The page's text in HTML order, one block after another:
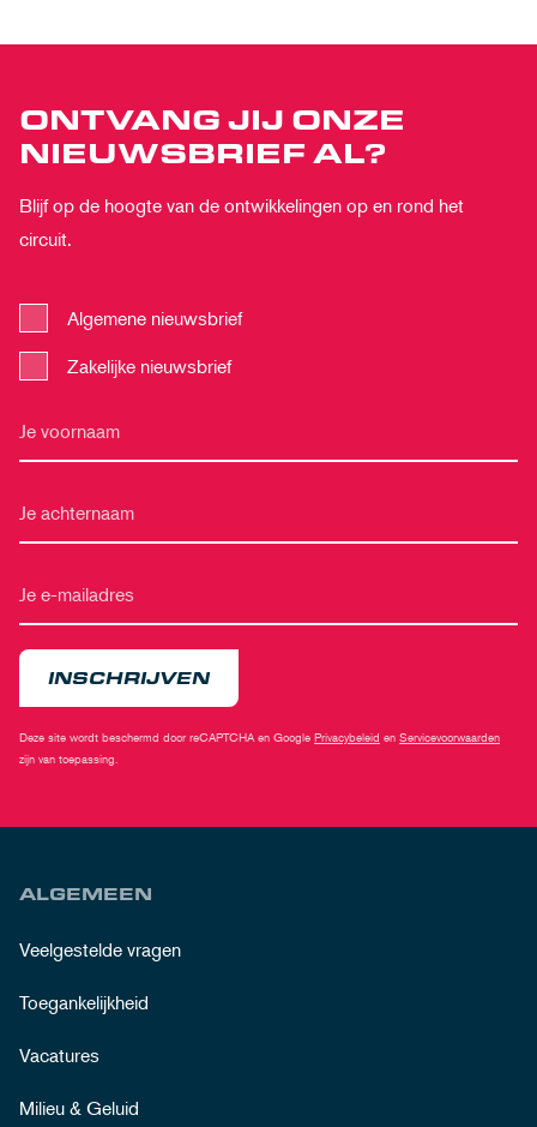
ONTVANG JIJ ONZE
NIEUWSBRIEF AL?
Blijf op de hoogte van de ontwikkelingen op en rond het
circuit.
Algemene nieuwsbrief
Zakelijke nieuwsbrief
INSCHRIJVEN
Deze site wordt beschermd door reCAPTCHA en Google Privacybeleid en Servicevoorwaarden
zijn van toepassing.
ALGEMEEN
Veelgestelde vragen
Toegankelijkheid
Vacatures
Milieu & Geluid